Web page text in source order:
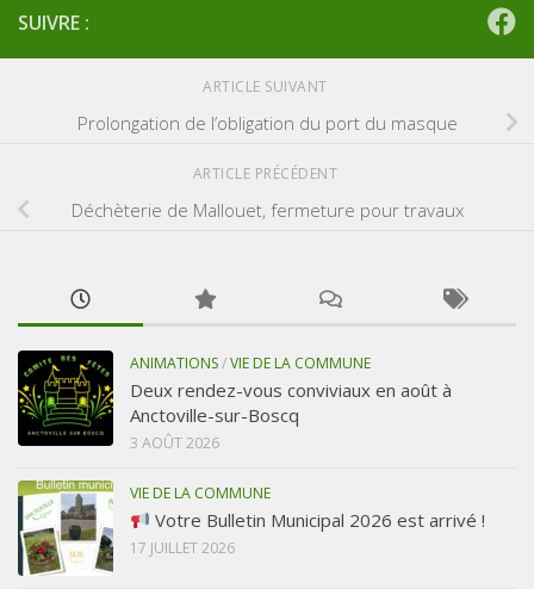
SUIVRE :
ARTICLE SUIVANT
Prolongation de l’obligation du port du masque
ARTICLE PRÉCÉDENT
Déchèterie de Mallouet, fermeture pour travaux
ANIMATIONS/VIE DE LA COMMUNE
Deux rendez-vous conviviaux en août à
Anctoville-sur-Boscq
3 AOÛT 2026
VIE DE LA COMMUNE
Votre Bulletin Municipal 2026 est arrivé !
17 JUILLET 2026